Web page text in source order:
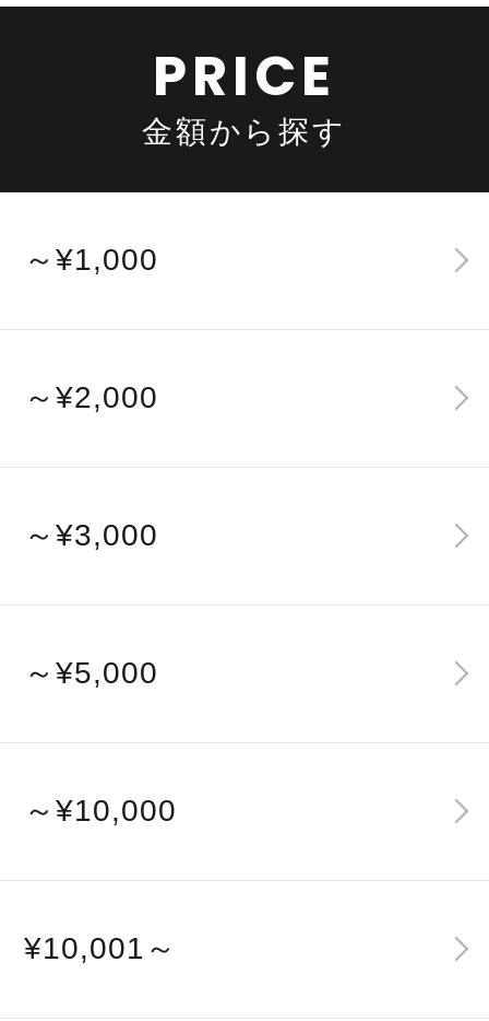
PRICE
金額から探す
～¥1,000
～¥2,000
～¥3,000
～¥5,000
～¥10,000
¥10,001～